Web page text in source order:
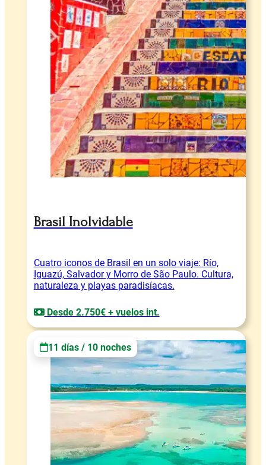
Brasil Inolvidable
Cuatro iconos de Brasil en un solo viaje: Río,
Iguazú, Salvador y Morro de São Paulo. Cultura,
naturaleza y playas paradisíacas.
Desde 2.750€ + vuelos int.
11 días / 10 noches